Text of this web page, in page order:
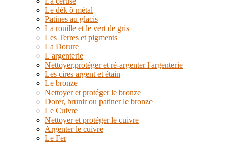
Le dék ô métal
Patines au glacis
La rouille et le vert de gris
Les Terres et pigments
La Dorure
L'argenterie
Nettoyer,protéger et ré-argenter l'argenterie
Les cires argent et étain
Le bronze
Nettoyer et protéger le bronze
Dorer, brunir ou patiner le bronze
Le Cuivre
Nettoyer et protéger le cuivre
Argenter le cuivre
Le Fer